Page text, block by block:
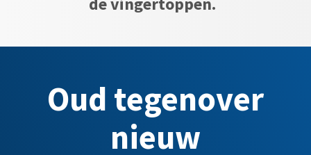
Oud tegenover
nieuw